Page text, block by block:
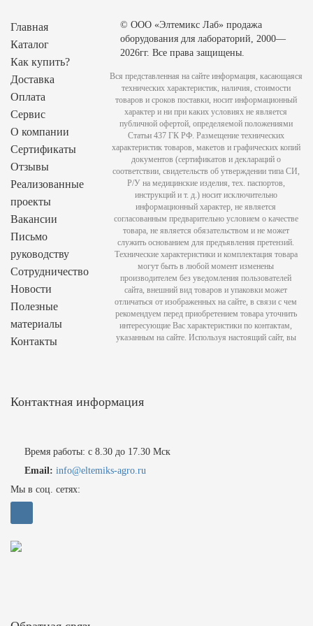
Главная
Каталог
Как купить?
Доставка
Оплата
Сервис
О компании
Сертификаты
Отзывы
Реализованные
проекты
Вакансии
Письмо
руководству
Сотрудничество
Новости
Полезные
материалы
Контакты
Контактная информация
Время работы: с 8.30 до 17.30 Мск
Email: info@eltemiks-agro.ru
Мы в соц. сетях:
© ООО «Элтемикс Лаб» продажа
оборудования для лабораторий, 2000—
2026гг. Все права защищены.
Вся представленная на сайте информация, касающаяся
технических характеристик, наличия, стоимости
товаров и сроков поставки, носит информационный
характер и ни при каких условиях не является
публичной офертой, определяемой положениями
Статьи 437 ГК РФ. Размещение технических
характеристик товаров, макетов и графических копий
документов (сертификатов и деклараций о
соответствии, свидетельств об утверждении типа СИ,
Р/У на медицинские изделия, тех. паспортов,
инструкций и т. д.) носит исключительно
информационный характер, не является
согласованным предварительно условием о качестве
товара, не является обязательством и не может
служить основанием для предъявления претензий.
Технические характеристики и комплектация товара
могут быть в любой момент изменены
производителем без уведомления пользователей
сайта, внешний вид товаров и упаковки может
отличаться от изображенных на сайте, в связи с чем
рекомендуем перед приобретением товара уточнить
интересующие Вас характеристики по контактам,
указанным на сайте. Используя настоящий сайт, вы